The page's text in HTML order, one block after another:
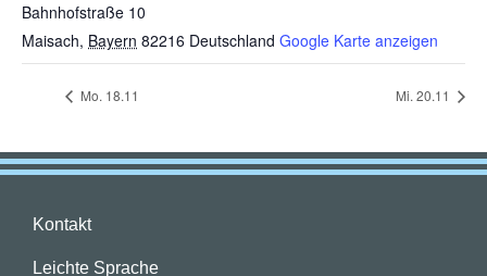
Bahnhofstraße 10
Maisach, Bayern 82216 Deutschland Google Karte anzeigen
Mo. 18.11 Mi. 20.11
Kontakt
Leichte Sprache